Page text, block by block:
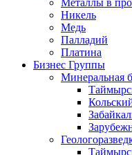
Металлы в
Никель
Медь
Палладий
Платина
Бизнес Группы
Минеральная